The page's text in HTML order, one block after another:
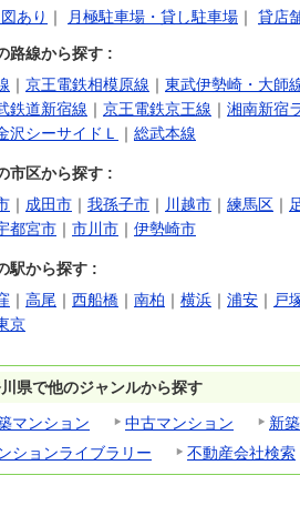
あり ｜ 月極駐車場・貸し駐車場 ｜ 貸店
路線から探す :
｜ 京王電鉄相模原線 ｜ 東武伊勢崎・大師
鉄道新宿線 ｜ 京王電鉄京王線 ｜ 湘南新宿
沢シーサイドＬ ｜ 総武本線
市区から探す :
｜ 成田市 ｜ 我孫子市 ｜ 川越市 ｜ 練馬区 ｜
都宮市 ｜ 市川市 ｜ 伊勢崎市
駅から探す :
｜ 高尾 ｜ 西船橋 ｜ 南柏 ｜ 横浜 ｜ 浦安 ｜ 戸
京
県で他のジャンルから探す
マンション
中古マンション 新
ションライブラリー
不動産会社検索